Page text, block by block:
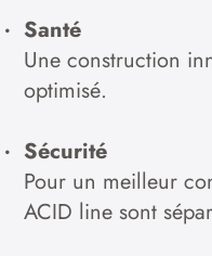
Santé
Une construction
optimisé.
Sécurité
Pour un meilleur
ACID line sont